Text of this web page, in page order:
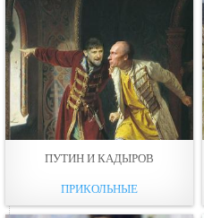
ПУТИН И КАДЫРОВ
ПРИКОЛЬНЫЕ